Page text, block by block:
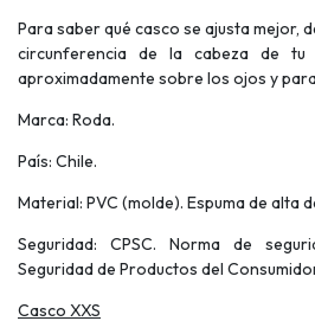
Para saber qué casco se ajusta mejor,
circunferencia de la cabeza de tu
aproximadamente sobre los ojos y
Marca: Roda.
País: Chile.
Material: PVC (molde). Espuma de alta
Seguridad: CPSC. Norma de
Seguridad de Productos del
Casco XXS